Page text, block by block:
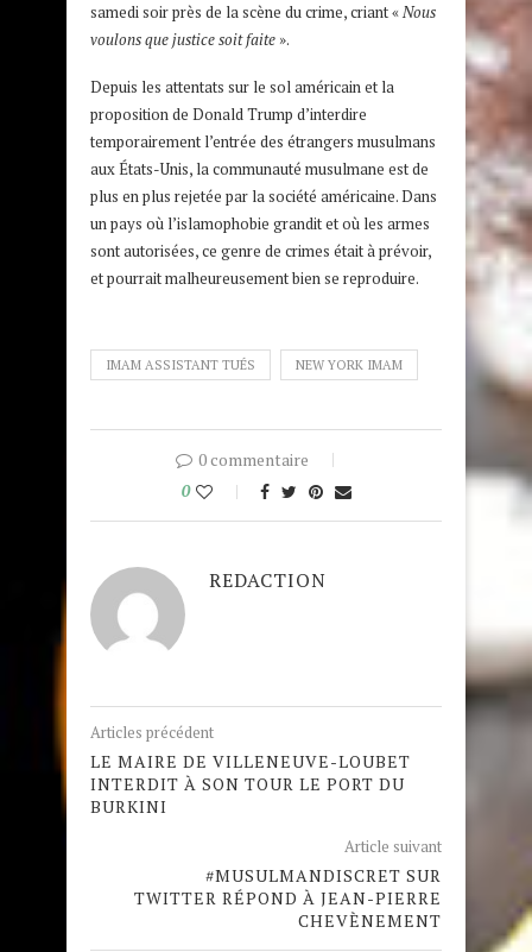
samedi soir près de la scène du crime, criant « Nous
voulons que justice soit faite ».
Depuis les attentats sur le sol américain et la
proposition de Donald Trump d’interdire
temporairement l’entrée des étrangers musulmans
aux États-Unis, la communauté musulmane est de
plus en plus rejetée par la société américaine. Dans
un pays où l’islamophobie grandit et où les armes
sont autorisées, ce genre de crimes était à prévoir,
et pourrait malheureusement bien se reproduire.
IMAM ASSISTANT TUÉS NEW YORK IMAM
0 commentaire
0
REDACTION
Articles précédent
LE MAIRE DE VILLENEUVE-LOUBET
INTERDIT À SON TOUR LE PORT DU
BURKINI
Article suivant
#MUSULMANDISCRET SUR
TWITTER RÉPOND À JEAN-PIERRE
CHEVÈNEMENT